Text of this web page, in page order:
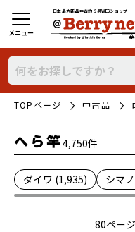
日本最大新品中古釣り具WEBショップ
メニュー
TOPページ 中古品
へら竿4,750件
ダイワ (1,935) シマ
80ペー